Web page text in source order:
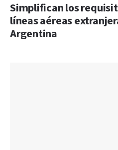
Simplifican los
líneas aéreas
Argentina